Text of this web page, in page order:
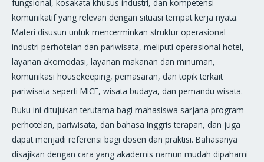
fungsional, kosakata khusus industri, dan kompetensi
komunikatif yang relevan dengan situasi tempat kerja nyata.
Materi disusun untuk mencerminkan struktur operasional
industri perhotelan dan pariwisata, meliputi operasional hotel,
layanan akomodasi, layanan makanan dan minuman,
komunikasi housekeeping, pemasaran, dan topik terkait
pariwisata seperti MICE, wisata budaya, dan pemandu wisata.
Buku ini ditujukan terutama bagi mahasiswa sarjana program
perhotelan, pariwisata, dan bahasa Inggris terapan, dan juga
dapat menjadi referensi bagi dosen dan praktisi. Bahasanya
disajikan dengan cara yang akademis namun mudah dipahami